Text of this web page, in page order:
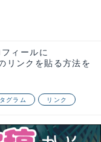
ィールに
リンクを貼る方法を
グラム リンク